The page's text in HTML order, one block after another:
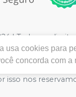
| Todos os
082|
2.07078-2 |
preços e
isso nos
usa cookies para
concorda com a